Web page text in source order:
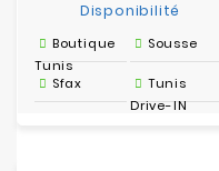
Disponibilité
Boutique
Tunis
Sousse
Sfax
Tunis
Drive-IN